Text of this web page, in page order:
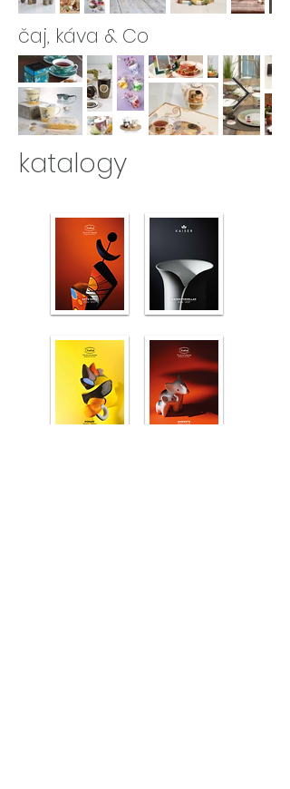
čaj, káva & Co
katalogy